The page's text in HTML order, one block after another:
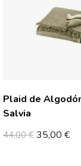
Plaid de
Salvia
44,00€ 35,00€